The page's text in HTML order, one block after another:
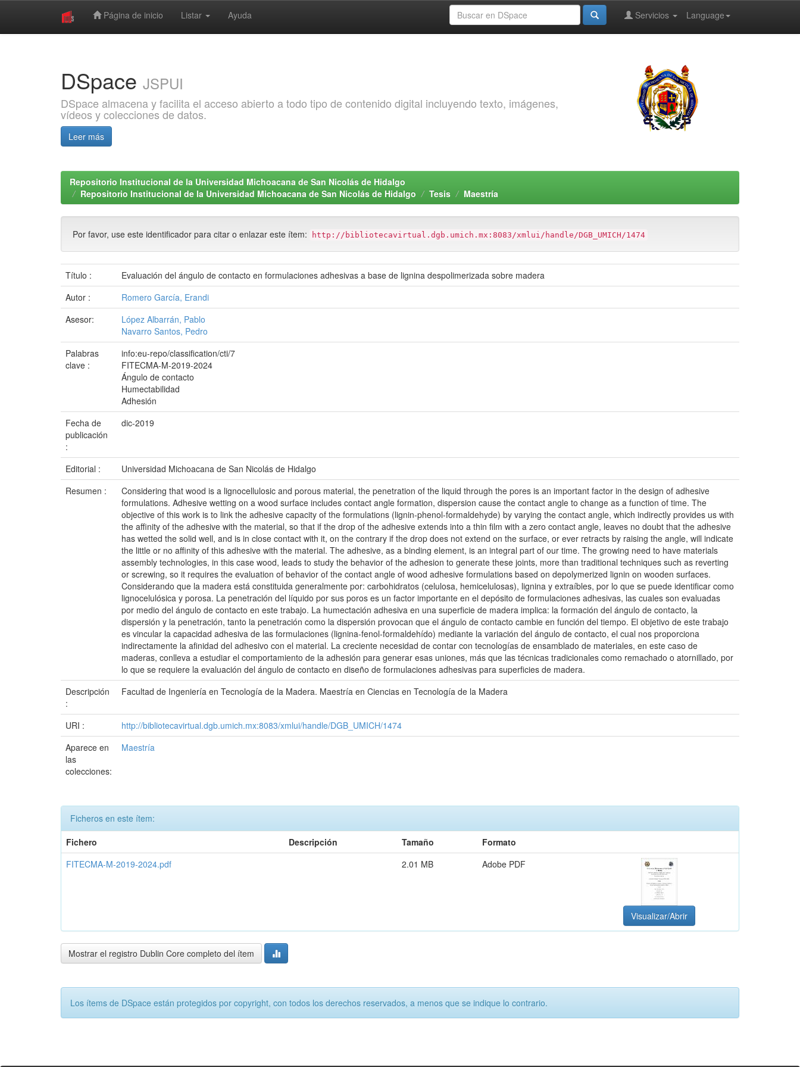
Página de inicio Listar Ayuda Language
Servicios
DSpace JSPUI
DSpace almacena y facilita el acceso abierto a todo tipo de contenido digital incluyendo texto, imágenes,
vídeos y colecciones de datos.
Leer más
Repositorio Institucional de la Universidad Michoacana de San Nicolás de Hidalgo
Repositorio Institucional de la Universidad Michoacana de San Nicolás de Hidalgo
Tesis Maestría
Por favor, use este identificador para citar o enlazar este ítem: http://bibliotecavirtual.dgb.umich.mx:8083/xmlui/handle/DGB_UMICH/1474
Título :
Evaluación del ángulo de contacto en formulaciones adhesivas a base de lignina despolimerizada sobre madera
Autor :
Romero García, Erandi
Asesor:
López Albarrán, Pablo
Navarro Santos, Pedro
Palabras
clave :
info:eu-repo/classification/cti/7
FITECMA-M-2019-2024
Ángulo de contacto
Humectabilidad
Adhesión
Fecha de
publicación
:
dic-2019
Editorial :
Universidad Michoacana de San Nicolás de Hidalgo
Resumen :
Considering that wood is a lignocellulosic and porous material, the penetration of the liquid through the pores is an important factor in the design of adhesive
formulations. Adhesive wetting on a wood surface includes contact angle formation, dispersion cause the contact angle to change as a function of time. The
objective of this work is to link the adhesive capacity of the formulations (lignin-phenol-formaldehyde) by varying the contact angle, which indirectly provides us with
the affinity of the adhesive with the material, so that if the drop of the adhesive extends into a thin film with a zero contact angle, leaves no doubt that the adhesive
has wetted the solid well, and is in close contact with it, on the contrary if the drop does not extend on the surface, or ever retracts by raising the angle, will indicate
the little or no affinity of this adhesive with the material. The adhesive, as a binding element, is an integral part of our time. The growing need to have materials
assembly technologies, in this case wood, leads to study the behavior of the adhesion to generate these joints, more than traditional techniques such as reverting
or screwing, so it requires the evaluation of behavior of the contact angle of wood adhesive formulations based on depolymerized lignin on wooden surfaces.
Considerando que la madera está constituida generalmente por: carbohidratos (celulosa, hemicelulosas), lignina y extraíbles, por lo que se puede identificar como
lignocelulósica y porosa. La penetración del líquido por sus poros es un factor importante en el depósito de formulaciones adhesivas, las cuales son evaluadas
por medio del ángulo de contacto en este trabajo. La humectación adhesiva en una superficie de madera implica: la formación del ángulo de contacto, la
dispersión y la penetración, tanto la penetración como la dispersión provocan que el ángulo de contacto cambie en función del tiempo. El objetivo de este trabajo
es vincular la capacidad adhesiva de las formulaciones (lignina-fenol-formaldehído) mediante la variación del ángulo de contacto, el cual nos proporciona
indirectamente la afinidad del adhesivo con el material. La creciente necesidad de contar con tecnologías de ensamblado de materiales, en este caso de
maderas, conlleva a estudiar el comportamiento de la adhesión para generar esas uniones, más que las técnicas tradicionales como remachado o atornillado, por
lo que se requiere la evaluación del ángulo de contacto en diseño de formulaciones adhesivas para superficies de madera.
Descripción
:
Facultad de Ingeniería en Tecnología de la Madera. Maestría en Ciencias en Tecnología de la Madera
URI :
http://bibliotecavirtual.dgb.umich.mx:8083/xmlui/handle/DGB_UMICH/1474
Aparece en
las
colecciones:
Maestría
Ficheros en este ítem:
Fichero
Descripción Tamaño
Formato
FITECMA-M-2019-2024.pdf
2.01 MB Adobe PDF
Visualizar/Abrir
Mostrar el registro Dublin Core completo del ítem
Los ítems de DSpace están protegidos por copyright, con todos los derechos reservados, a menos que se indique lo contrario.